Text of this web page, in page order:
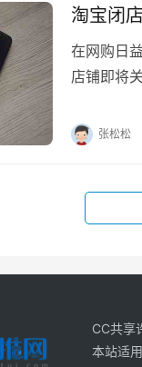
淘宝闭
在网购日
店铺即将
张松松
CC共享
本站适